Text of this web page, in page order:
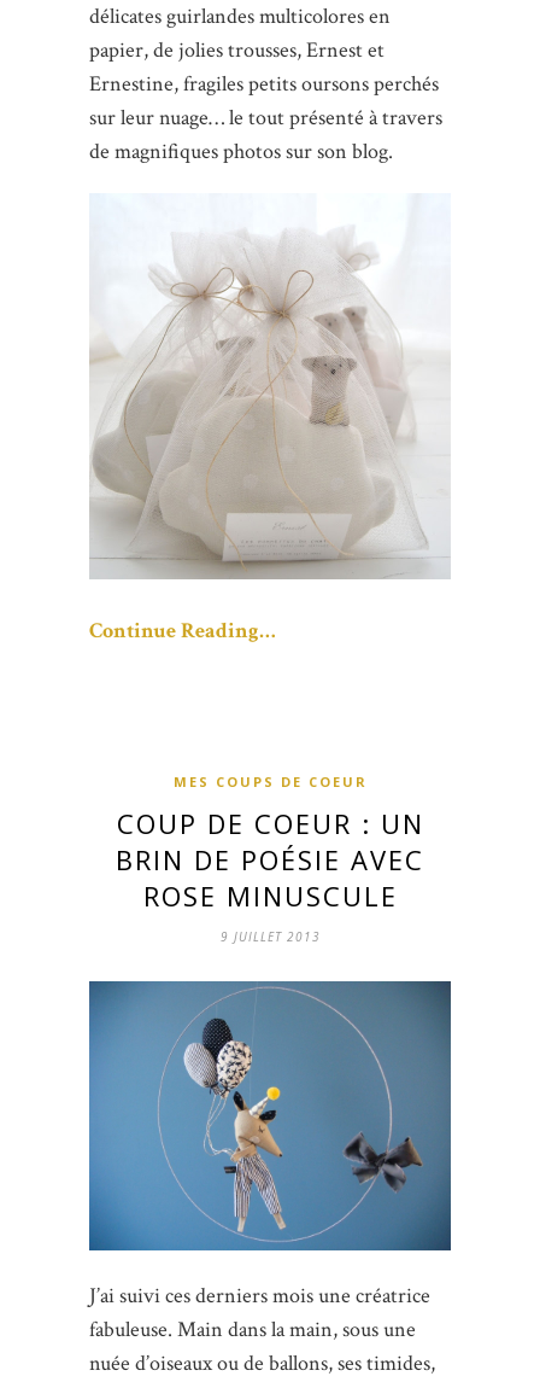
délicates guirlandes multicolores en
papier, de jolies trousses, Ernest et
Ernestine, fragiles petits oursons perchés
sur leur nuage… le tout présenté à travers
de magnifiques photos sur son blog.
Continue Reading…
MES COUPS DE COEUR
COUP DE COEUR : UN
BRIN DE POÉSIE AVEC
ROSE MINUSCULE
9 JUILLET 2013
J’ai suivi ces derniers mois une créatrice
fabuleuse. Main dans la main, sous une
nuée d’oiseaux ou de ballons, ses timides,